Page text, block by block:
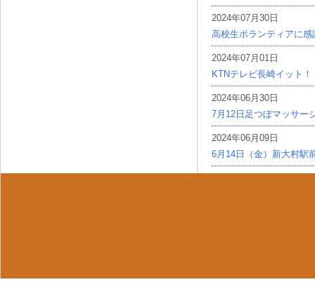
2024年07月30日
高校生ボランティアに感
2024年07月01日
KTNテレビ長崎イット！
2024年06月30日
7月12日足つぼマッサー
2024年06月09日
6月14日（金）新大村駅